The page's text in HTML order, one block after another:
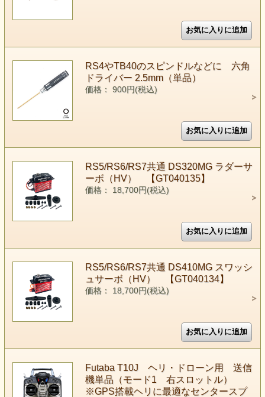
RS4やTB40のスピンドルなどに 六角
ドライバー 2.5mm（単品）
価格： 900円(税込)
RS5/RS6/RS7共通 DS320MG ラダーサ
ーボ（HV） 【GT040135】
価格： 18,700円(税込)
RS5/RS6/RS7共通 DS410MG スワッシ
ュサーボ（HV） 【GT040134】
価格： 18,700円(税込)
Futaba T10J ヘリ・ドローン用 送信
機単品（モード1 右スロットル）
※GPS搭載ヘリに最適なセンタースプ